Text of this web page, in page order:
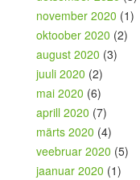
november 2020 (1)
oktoober 2020 (2)
august 2020 (3)
juuli 2020 (2)
mai 2020 (6)
aprill 2020 (7)
märts 2020 (4)
veebruar 2020 (5)
jaanuar 2020 (1)